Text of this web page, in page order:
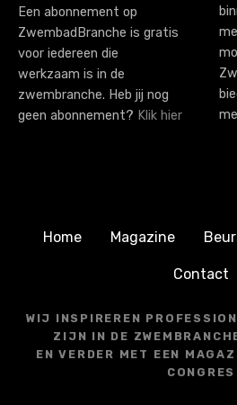
Een abonnement op
ZwembadBranche is gratis
voor iedereen die
werkzaam is in de
zwembranche. Heb jij nog
geen abonnement? Klik hier
Home Magazine
Contact
WIJ INSPIREREN
ZIJN IN DE
EN VERDER MET EEN
CONGRES